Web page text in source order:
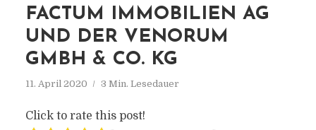
FACTUM IMMOBILIEN AG
UND DER VENORUM
GMBH & CO. KG
11. April 2020 3 Min. Lesedauer
Click to rate this post!